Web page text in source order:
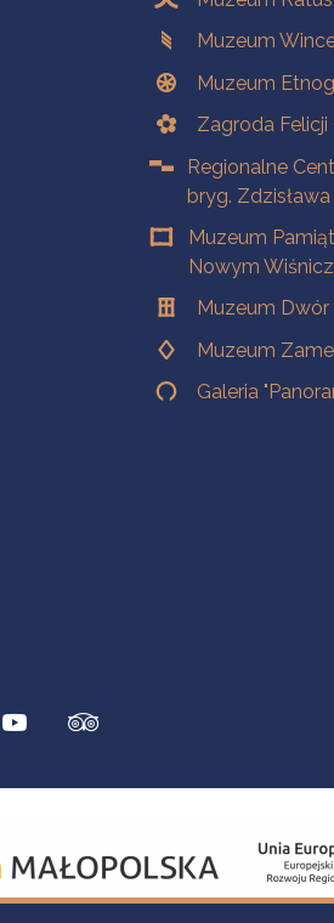
Muzeum
Muzeum
Zagroda Felicji
Regionalne
bryg.
Muzeum
Nowym
Muzeum Dwór
Muzeum
Galeria